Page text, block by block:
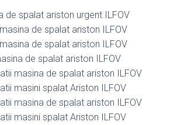
de spalat ariston urgent ILFOV
de spalat ariston ILFOV
de spalat ariston ILFOV
de spalat ariston ILFOV
masina de spalat ariston ILFOV
masini spalat Ariston ILFOV
masina de spalat ariston ILFOV
masini spalat Ariston ILFOV